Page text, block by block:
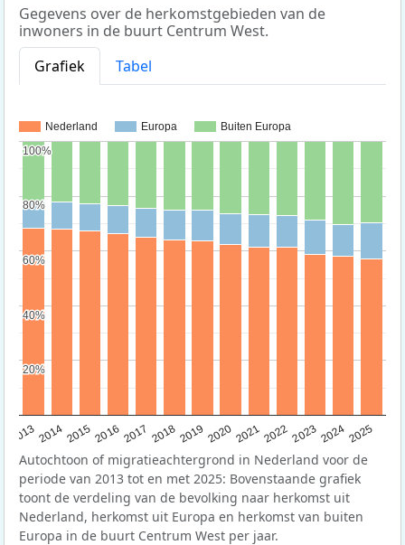
Gegevens over de herkomstgebieden van de
inwoners in de buurt Centrum West.
Grafiek
Tabel
Nederland Europa Buiten Europa
20132014201520162017 20182019 202020212022202320242025
20%
20%
40%
40%
60%
60%
80%
80%
100%
100%
Autochtoon of migratieachtergrond in Nederland voor de
periode van 2013 tot en met 2025: Bovenstaande grafiek
toont de verdeling van de bevolking naar herkomst uit
Nederland, herkomst uit Europa en herkomst van buiten
Europa in de buurt Centrum West per jaar.